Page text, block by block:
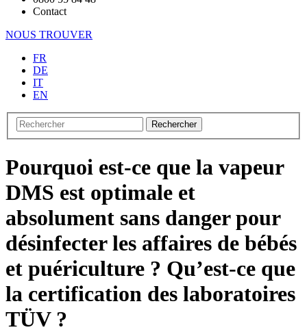
Contact
NOUS TROUVER
FR
DE
IT
EN
Rechercher
Pourquoi est-ce que la vapeur
DMS est optimale et
absolument sans danger pour
désinfecter les affaires de bébés
et puériculture ? Qu’est-ce que
la certification des laboratoires
TÜV ?